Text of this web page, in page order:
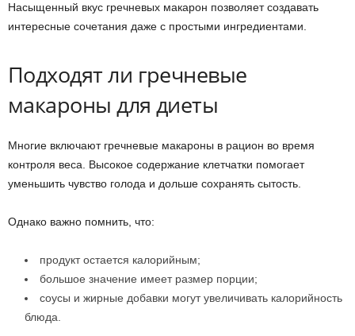
Насыщенный вкус гречневых макарон позволяет создавать
интересные сочетания даже с простыми ингредиентами.
Подходят ли гречневые
макароны для диеты
Многие включают гречневые макароны в рацион во время
контроля веса. Высокое содержание клетчатки помогает
уменьшить чувство голода и дольше сохранять сытость.
Однако важно помнить, что:
продукт остается калорийным;
большое значение имеет размер порции;
соусы и жирные добавки могут увеличивать калорийность
блюда.